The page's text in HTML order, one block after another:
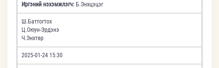
Иргэний нэхэмжлэгч: Б.Энхцэцэг
Ш.Баттогтох
Ц.Оюун-Эрдэнэ
Ч.Энхтөр
2025-01-24 15:30